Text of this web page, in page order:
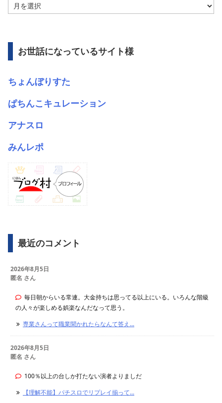
ー
ブ
お世話になっているサイト様
ちょんぼりすた
ぱちんこキュレーション
アナスロ
みんレポ
最近のコメント
2026年8月5日
匿名 さん
毎日朝からいる常連。大金持ちは思ってる以上にいる。いろんな階級
の人々が楽しめる娯楽なんだなって思う。
専業さんって職業聞かれたらなんて答え...
2026年8月5日
匿名 さん
100％以上の台しか打たない演者よりましだ
【理解不能】パチスロでリプレイ揃って...